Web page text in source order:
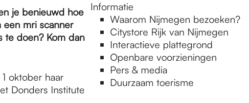
Informatie
Waarom Nijmegen bezoeken?
Citystore Rijk van Nijmegen
Interactieve plattegrond
Openbare voorzieningen
Pers & media
Duurzaam toerisme
je benieuwd hoe
een mri scanner
te doen? Kom dan
oktober haar
Donders Institute